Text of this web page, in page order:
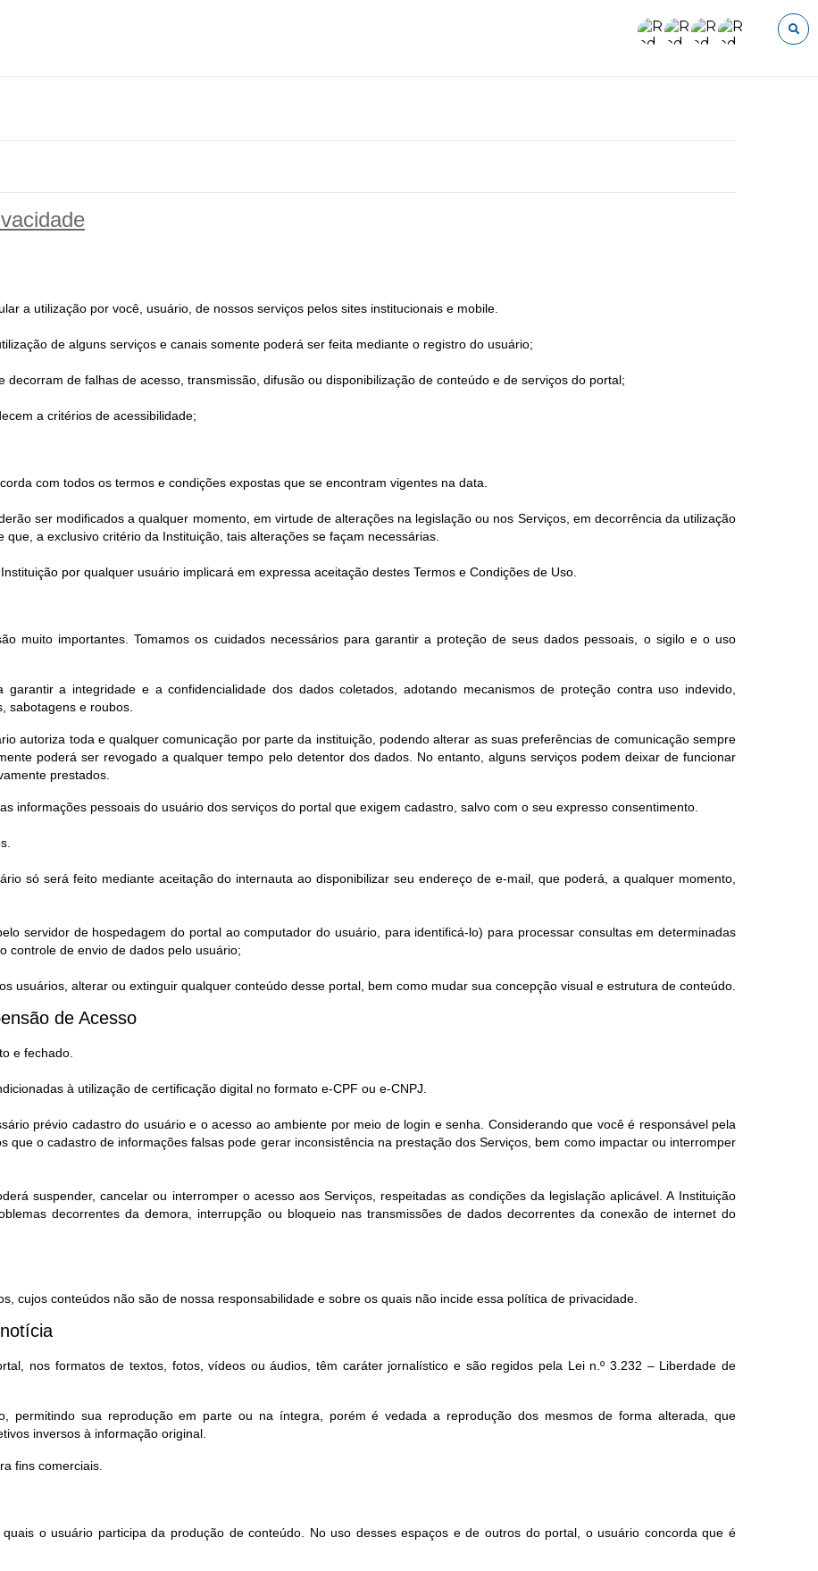
O que voce procura?
a utilização por você, usuário, de nossos serviços pelos sites institucionais e mobile.
de alguns serviços e canais somente poderá ser feita mediante o registro do usuário;
de falhas de acesso, transmissão, difusão ou disponibilização de conteúdo e de serviços do portal;
a critérios de acessibilidade;
com todos os termos e condições expostas que se encontram vigentes na data.
ser modificados a qualquer momento, em virtude de alterações na legislação ou nos Serviços, em decorrência da utilização
a exclusivo critério da Instituição, tais alterações se façam necessárias.
por qualquer usuário implicará em expressa aceitação destes Termos e Condições de Uso.
muito importantes. Tomamos os cuidados necessários para garantir a proteção de seus dados pessoais, o sigilo e o uso
a integridade e a confidencialidade dos dados coletados, adotando mecanismos de proteção contra uso indevido,
sabotagens e roubos.
autoriza toda e qualquer comunicação por parte da instituição, podendo alterar as suas preferências de comunicação sempre
poderá ser revogado a qualquer tempo pelo detentor dos dados. No entanto, alguns serviços podem deixar de funcionar
prestados.
informações pessoais do usuário dos serviços do portal que exigem cadastro, salvo com o seu expresso consentimento.
só será feito mediante aceitação do internauta ao disponibilizar seu endereço de e-mail, que poderá, a qualquer momento,
servidor de hospedagem do portal ao computador do usuário, para identificá-lo) para processar consultas em determinadas
controle de envio de dados pelo usuário;
usuários, alterar ou extinguir qualquer conteúdo desse portal, bem como mudar sua concepção visual e estrutura de conteúdo.
de Acesso​
e fechado.
à utilização de certificação digital no formato e-CPF ou e-CNPJ.
prévio cadastro do usuário e o acesso ao ambiente por meio de login e senha. Considerando que você é responsável pela
que o cadastro de informações falsas pode gerar inconsistência na prestação dos Serviços, bem como impactar ou interromper
suspender, cancelar ou interromper o acesso aos Serviços, respeitadas as condições da legislação aplicável. A Instituição
decorrentes da demora, interrupção ou bloqueio nas transmissões de dados decorrentes da conexão de internet do
cujos conteúdos não são de nossa responsabilidade e sobre os quais não incide essa política de privacidade.
nos formatos de textos, fotos, vídeos ou áudios, têm caráter jornalístico e são regidos pela Lei n.º 3.232 – Liberdade de
permitindo sua reprodução em parte ou na íntegra, porém é vedada a reprodução dos mesmos de forma alterada, que
inversos à informação original.
fins comerciais.
o usuário participa da produção de conteúdo. No uso desses espaços e de outros do portal, o usuário concorda que é